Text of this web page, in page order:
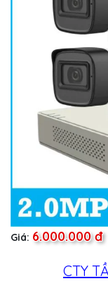
Giá: 6.000.000 đ
CTY